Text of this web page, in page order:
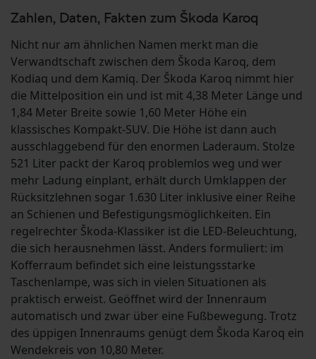
Zahlen, Daten, Fakten zum Škoda Karoq
Nicht nur am ähnlichen Namen merkt man die
Verwandtschaft zwischen dem Škoda Karoq, dem
Kodiaq und dem Kamiq. Der Škoda Karoq nimmt hier
die Mittelposition ein und ist mit 4,38 Meter Länge und
1,84 Meter Breite sowie 1,60 Meter Höhe ein
klassisches Kompakt-SUV. Die Höhe ist dann auch
ausschlaggebend für den enormen Laderaum. Stolze
521 Liter packt der Karoq problemlos weg und wer
mehr Ladung einplant, erhält durch Umklappen der
Rücksitzlehnen sogar 1.630 Liter inklusive einer Reihe
an Schienen und Befestigungsmöglichkeiten. Ein
regelrechter Škoda-Klassiker ist die LED-Beleuchtung,
die sich herausnehmen lässt. Anders formuliert: im
Kofferraum befindet sich eine leistungsstarke
Taschenlampe, was sich in vielen Situationen als
praktisch erweist. Geöffnet wird der Innenraum
automatisch und zwar über eine Fußbewegung. Trotz
des üppigen Innenraums genügt dem Škoda Karoq ein
Wendekreis von 10,80 Meter.